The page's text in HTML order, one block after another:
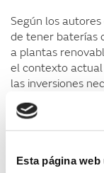
Esta página
Según los
de tener baterías
a plantas
el contexto actual
las inversiones
mayor problema
incertidumbre en
ajuste, que son